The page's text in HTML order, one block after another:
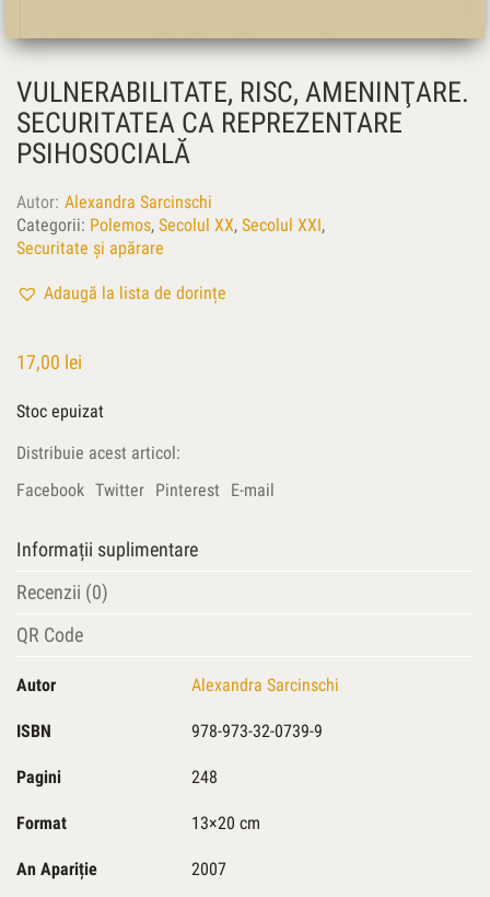
VULNERABILITATE, RISC, AMENINŢARE.
SECURITATEA CA REPREZENTARE
PSIHOSOCIALĂ
Autor Alexandra Sarcinschi
Categorii: Polemos, Secolul XX, Secolul XXI,
Securitate și apărare
Adaugă la lista de dorințe
17,00 lei
Stoc epuizat
Distribuie acest articol:
Facebook Twitter Pinterest E-mail
Informații suplimentare
Recenzii (0)
QR Code
Autor Alexandra Sarcinschi
ISBN 978-973-32-0739-9
Pagini 248
Format 13×20 cm
An Apariție 2007